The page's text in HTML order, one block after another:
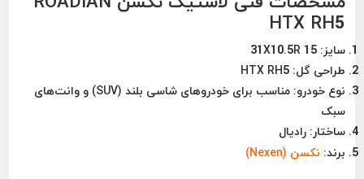
HTX RH5
سایز: 31X10.5R 15
طراحی گل: HTX RH5
نوع خودرو:
مناسب برای خودروهای شاسی بلند (SUV) و وانت‌های
سبک
ساختار: رادیال
برند: نکسن (Nexen)